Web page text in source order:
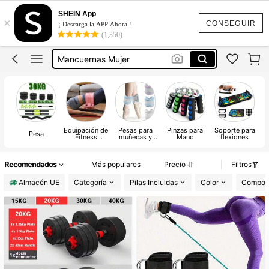
CONSEGUIR
×
SHEIN App
¡ Descarga la APP Ahora !
(1,350)
Pesas Y Mancuernas
Pesas Gimnasio
Mancuernas Mujer
Mancuernas Ajustable
Pesas Y Mancuernas
Pesa Equipación de
Fitness
Pesas para
muñecas y
Pinzas para
Mano
Soporte para
flexiones
Recomendados Más populares Precio
Filtros
Almacén UE
Categoría Pilas Incluidas Color